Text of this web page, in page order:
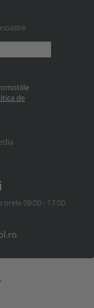
de
09:00 - 17:00.